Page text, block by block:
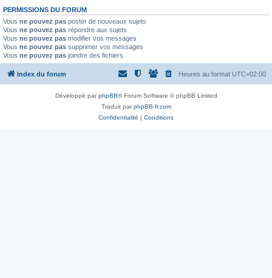
PERMISSIONS DU FORUM
Vous ne pouvez pas poster de nouveaux sujets
Vous ne pouvez pas répondre aux sujets
Vous ne pouvez pas modifier vos messages
Vous ne pouvez pas supprimer vos messages
Vous ne pouvez pas joindre des fichiers
Index du forum Heures au format UTC+02:00
Développé parphpBB® Forum Software © phpBB Limited
Traduit parphpBB-fr.com
Confidentialité | Conditions